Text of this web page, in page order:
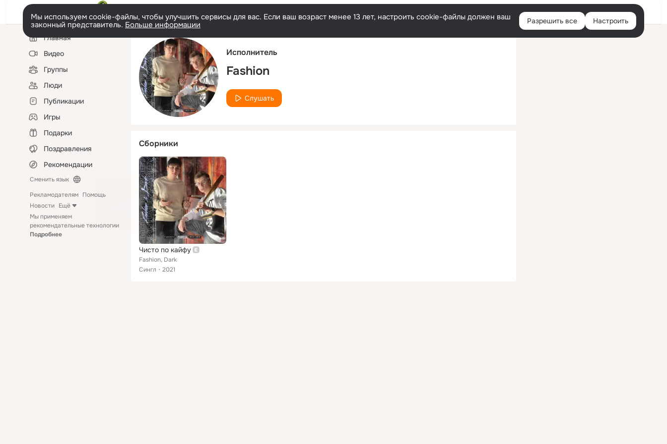
Русский Войти
Мы используем cookie-файлы, чтобы улучшить сервисы для вас. Если ваш возраст менее 13 лет, настроить cookie-файлы должен ваш
законный представитель. Больше информации Разрешить все Настроить
Левая
колонкаГлавная
Видео
Группы
Люди
Публикации
Игры
Подарки
Поздравления
Рекомендации
Сменить язык
Рекламодателям Помощь
Новости Ещё
Мы применяем
рекомендательные технологии
Подробнее
Исполнитель
Fashion
Слушать
Сборники
Чисто по кайфу
Fashion, Dark
Сингл
2021